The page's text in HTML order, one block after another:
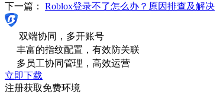
下一篇： Roblox登录不了怎么办？原因排查及解决
双端协同，多开账号
丰富的指纹配置，有效防关联
多员工协同管理，高效运营
立即下载
注册获取免费环境